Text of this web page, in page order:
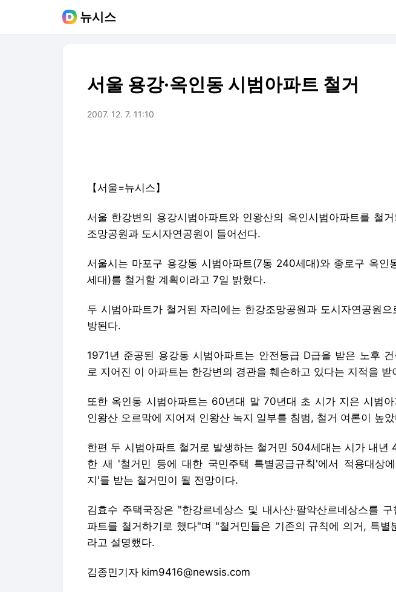
뉴시스
서울 용강·옥인동 시범아파트 철거
2007. 12. 7. 11:10
【서울=뉴시스】
서울 한강변의 용강시범아파트와 인왕산의 옥인시범아파트를 철
조망공원과 도시자연공원이 들어선다.
서울시는 마포구 용강동 시범아파트(7동 240세대)와 종로구 옥인
세대)를 철거할 계획이라고 7일 밝혔다.
두 시범아파트가 철거된 자리에는 한강조망공원과 도시자연공원
방된다.
1971년 준공된 용강동 시범아파트는 안전등급 D급을 받은 노후
로 지어진 이 아파트는 한강변의 경관을 훼손하고 있다는 지적을 받
또한 옥인동 시범아파트는 60년대 말 70년대 초 시가 지은 시범
인왕산 오르막에 지어져 인왕산 녹지 일부를 침범, 철거 여론이 높
한편 두 시범아파트 철거로 발생하는 철거민 504세대는 시가 내년
한 새 '철거민 등에 대한 국민주택 특별공급규칙'에서 적용대상
지'를 받는 철거민이 될 전망이다.
김효수 주택국장은 "한강르네상스 및 내사산·팔악산르네상스를
파트를 철거하기로 했다"며 "철거민들은 기존의 규칙에 의거, 특별
라고 설명했다.
김종민기자 kim9416@newsis.com